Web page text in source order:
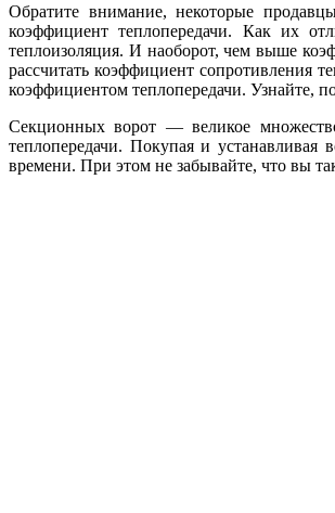
Обратите внимание, некоторые
коэффициент теплопередачи. Как их
теплоизоляция. И наоборот, чем выше
рассчитать коэффициент сопротивления
коэффициентом теплопередачи. Узнайте,
Секционных ворот — великое
теплопередачи. Покупая и
времени. При этом не забывайте, что вы